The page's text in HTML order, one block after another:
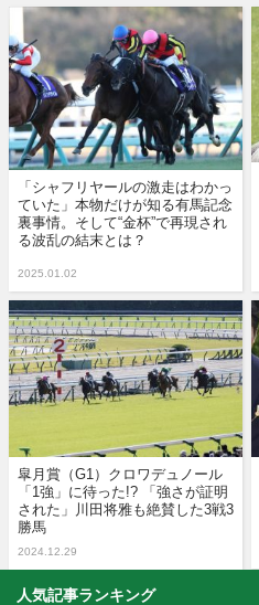
「シャフリヤールの激走はわかっ
ていた」本物だけが知る有馬記念
裏事情。そして“金杯”で再現され
る波乱の結末とは？
2025.01.02
皐月賞（G1）クロワデュノール
「1強」に待った!? 「強さが証明
された」川田将雅も絶賛した3戦3
勝馬
2024.12.29
人気記事ランキング